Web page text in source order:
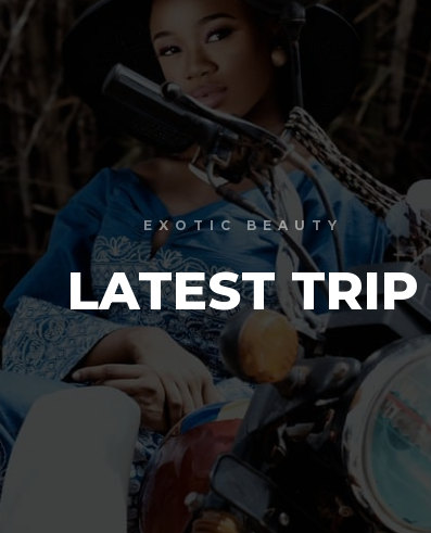
EXOTIC BEAUTY
LATEST TRIP